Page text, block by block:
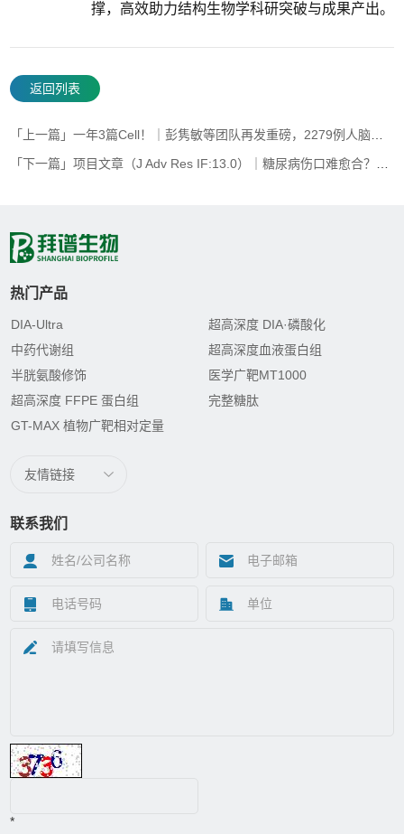
撑，高效助力结构生物学科研突破与成果产出。
返回列表
「上一篇」一年3篇Cell！｜彭隽敏等团队再发重磅，2279例人脑组织+多组学联合分析，绘制迄今最大规模泛神经退行性疾病全景图谱
「下一篇」项目文章（J Adv Res IF:13.0）｜糖尿病伤口难愈合？积雪草酸衍生物显奇效
热门产品
DIA-Ultra
超高深度 DIA·磷酸化
中药代谢组
超高深度血液蛋白组
半胱氨酸修饰
医学广靶MT1000
超高深度 FFPE 蛋白组
完整糖肽
GT-MAX 植物广靶相对定量
友情链接
联系我们
*